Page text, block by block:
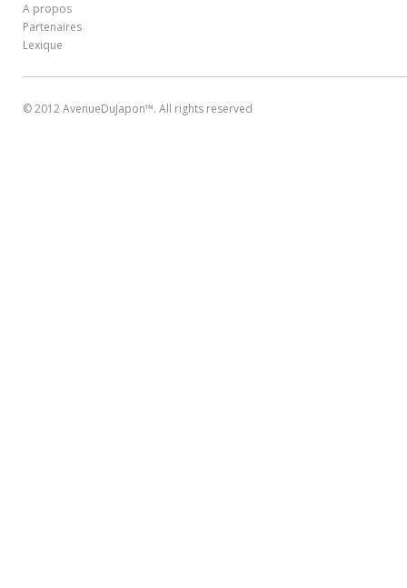
A propos
Partenaires
Lexique
© 2012 AvenueDuJapon™. All rights reserved